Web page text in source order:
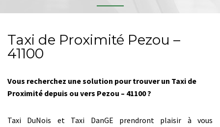
Taxi de Proximité Pezou –
41100
Vous recherchez une solution pour trouver un Taxi de
Proximité depuis ou vers Pezou – 41100 ?
Taxi DuNois et Taxi DanGE prendront plaisir à vous